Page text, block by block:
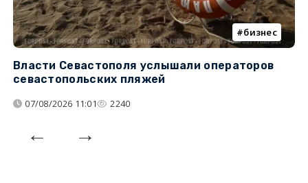
бизнес
Власти Севастополя услышали операторов
севастопольских пляжей
07/08/2026 11:01 2240